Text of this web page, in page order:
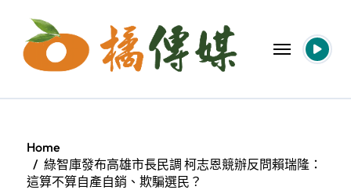
content
Home
綠智庫發布高雄市長民調 柯志恩競辦反問賴瑞隆：
這算不算自產自銷、欺騙選民？